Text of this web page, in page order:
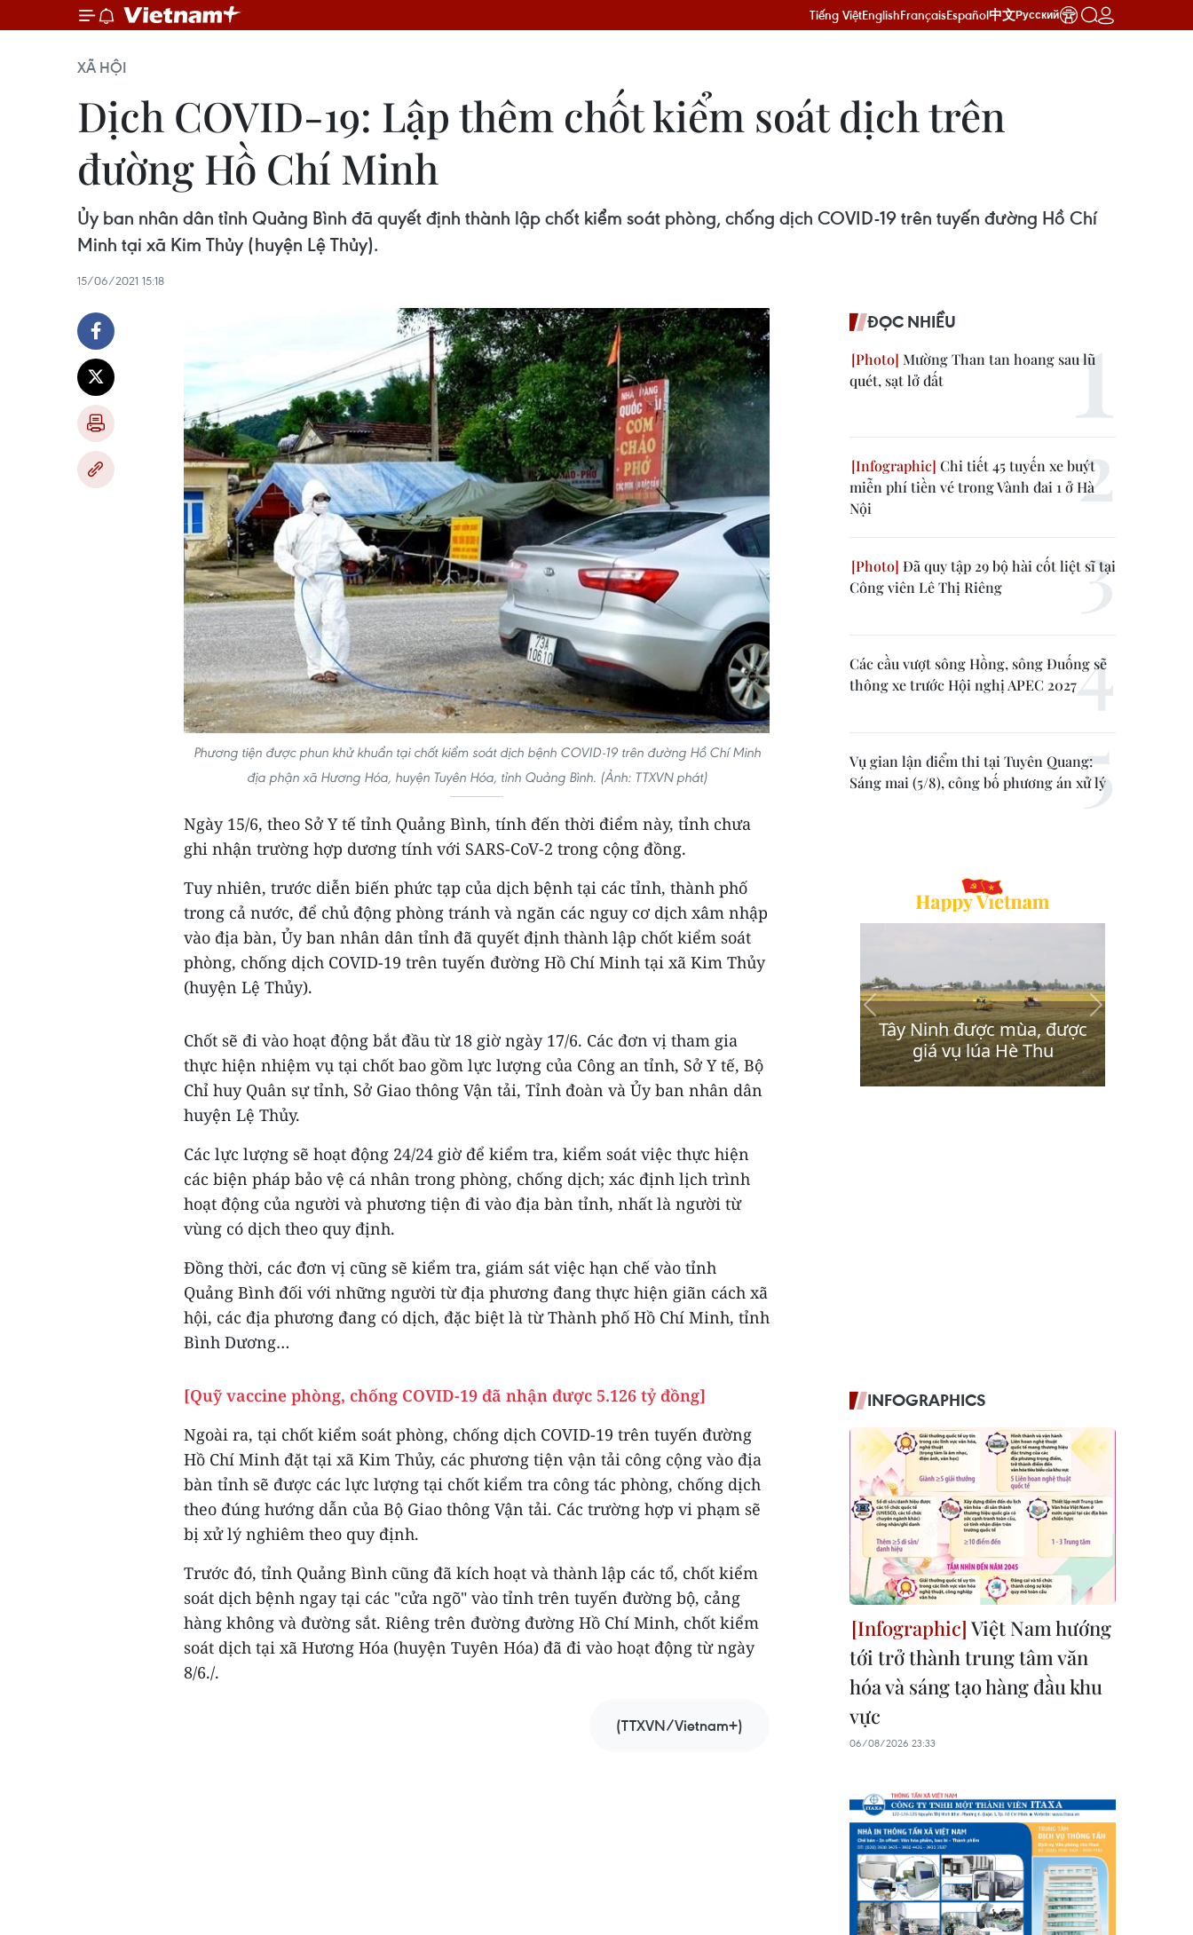
Tiếng ViệtEnglishFrançaisEspañol中文Русский
XÃ HỘI
Dịch COVID-19: Lập thêm chốt kiểm soát dịch trên
đường Hồ Chí Minh
Ủy ban nhân dân tỉnh Quảng Bình đã quyết định thành lập chốt kiểm soát phòng, chống dịch COVID-19 trên tuyến đường Hồ Chí
Minh tại xã Kim Thủy (huyện Lệ Thủy).
15/06/2021 15:18
Phương tiện được phun khử khuẩn tại chốt kiểm soát dịch bệnh COVID-19 trên đường Hồ Chí Minh
địa phận xã Hương Hóa, huyện Tuyên Hóa, tỉnh Quảng Bình. (Ảnh: TTXVN phát)
Ngày 15/6, theo Sở Y tế tỉnh Quảng Bình, tính đến thời điểm này, tỉnh chưa
ghi nhận trường hợp dương tính với SARS-CoV-2 trong cộng đồng.
Tuy nhiên, trước diễn biến phức tạp của dịch bệnh tại các tỉnh, thành phố
trong cả nước, để chủ động phòng tránh và ngăn các nguy cơ dịch xâm nhập
vào địa bàn, Ủy ban nhân dân tỉnh đã quyết định thành lập chốt kiểm soát
phòng, chống dịch COVID-19 trên tuyến đường Hồ Chí Minh tại xã Kim Thủy
(huyện Lệ Thủy).
Chốt sẽ đi vào hoạt động bắt đầu từ 18 giờ ngày 17/6. Các đơn vị tham gia
thực hiện nhiệm vụ tại chốt bao gồm lực lượng của Công an tỉnh, Sở Y tế, Bộ
Chỉ huy Quân sự tỉnh, Sở Giao thông Vận tải, Tỉnh đoàn và Ủy ban nhân dân
huyện Lệ Thủy.
Các lực lượng sẽ hoạt động 24/24 giờ để kiểm tra, kiểm soát việc thực hiện
các biện pháp bảo vệ cá nhân trong phòng, chống dịch; xác định lịch trình
hoạt động của người và phương tiện đi vào địa bàn tỉnh, nhất là người từ
vùng có dịch theo quy định.
Đồng thời, các đơn vị cũng sẽ kiểm tra, giám sát việc hạn chế vào tỉnh
Quảng Bình đối với những người từ địa phương đang thực hiện giãn cách xã
hội, các địa phương đang có dịch, đặc biệt là từ Thành phố Hồ Chí Minh, tỉnh
Bình Dương…
[Quỹ vaccine phòng, chống COVID-19 đã nhận được 5.126 tỷ đồng]
Ngoài ra, tại chốt kiểm soát phòng, chống dịch COVID-19 trên tuyến đường
Hồ Chí Minh đặt tại xã Kim Thủy, các phương tiện vận tải công cộng vào địa
bàn tỉnh sẽ được các lực lượng tại chốt kiểm tra công tác phòng, chống dịch
theo đúng hướng dẫn của Bộ Giao thông Vận tải. Các trường hợp vi phạm sẽ
bị xử lý nghiêm theo quy định.
Trước đó, tỉnh Quảng Bình cũng đã kích hoạt và thành lập các tổ, chốt kiểm
soát dịch bệnh ngay tại các "cửa ngõ" vào tỉnh trên tuyến đường bộ, cảng
hàng không và đường sắt. Riêng trên đường đường Hồ Chí Minh, chốt kiểm
soát dịch tại xã Hương Hóa (huyện Tuyên Hóa) đã đi vào hoạt động từ ngày
8/6./.
(TTXVN/Vietnam+)
ĐỌC NHIỀU
Mường Than tan hoang sau lũ
quét, sạt lở đất
Chi tiết 45 tuyến xe buýt
miễn phí tiền vé trong Vành đai 1 ở Hà
Nội
Đã quy tập 29 bộ hài cốt liệt sĩ tại
Công viên Lê Thị Riêng
Các cầu vượt sông Hồng, sông Đuống sẽ
thông xe trước Hội nghị APEC 2027
Vụ gian lận điểm thi tại Tuyên Quang:
Sáng mai (5/8), công bố phương án xử lý
INFOGRAPHICS
Việt Nam hướng
tới trở thành trung tâm văn
hóa và sáng tạo hàng đầu khu
vực
06/08/2026 23:33